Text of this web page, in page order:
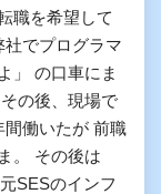
職を希望して
でプログラマ
」 の口車にま
の後、現場で
働いたが 前職
。 その後は
SESのインフ